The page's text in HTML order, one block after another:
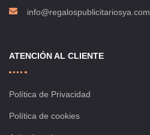
info@regalospublicitariosya.com
ATENCIÓN AL CLIENTE
Política de Privacidad
Política de cookies